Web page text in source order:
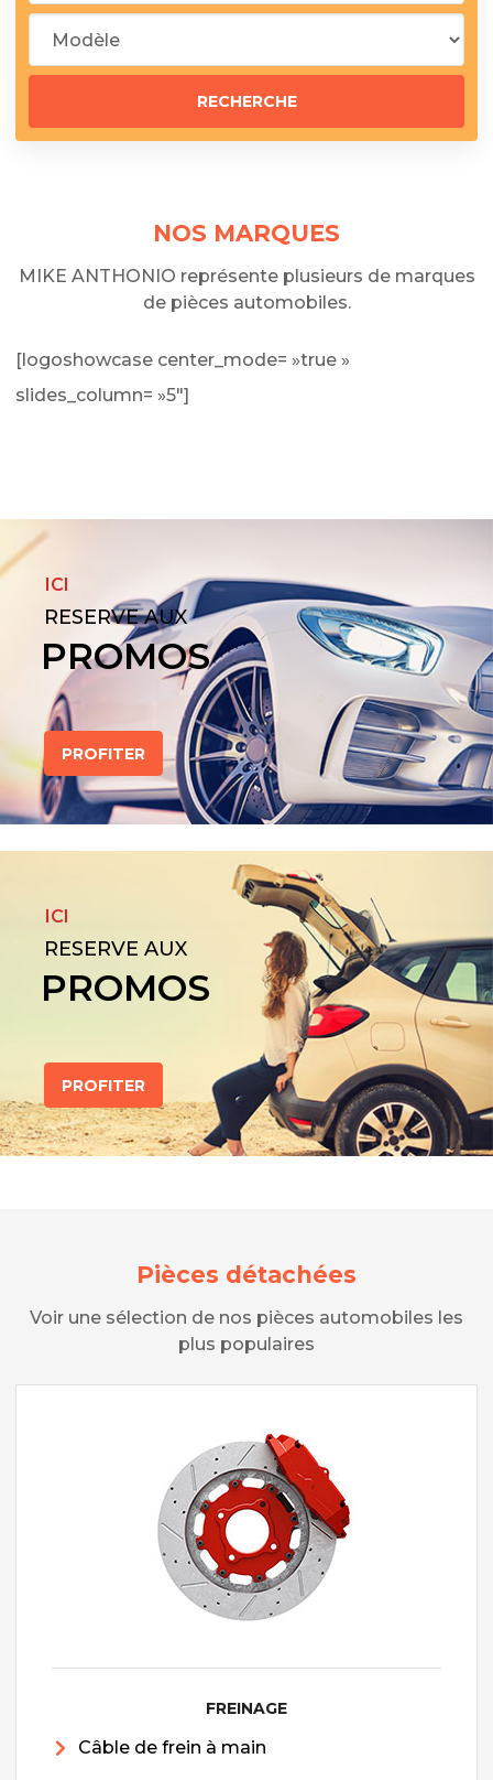
NOS MARQUES
MIKE ANTHONIO représente plusieurs de marques
de pièces automobiles.
[logoshowcase center_mode= »true »
slides_column= »5″]
ICI
RESERVE AUX
PROMOS
PROFITER
ICI
RESERVE AUX
PROMOS
PROFITER
Pièces détachées
Voir une sélection de nos pièces automobiles les
plus populaires
FREINAGE
Câble de frein à main